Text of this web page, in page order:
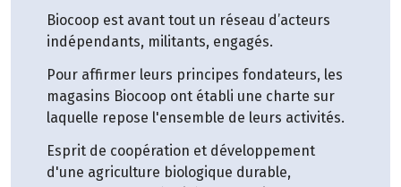
Biocoop est avant tout un réseau d’acteurs
indépendants, militants, engagés.
Pour affirmer leurs principes fondateurs, les
magasins Biocoop ont établi une charte sur
laquelle repose l'ensemble de leurs activités.
Esprit de coopération et développement
d'une agriculture biologique durable,